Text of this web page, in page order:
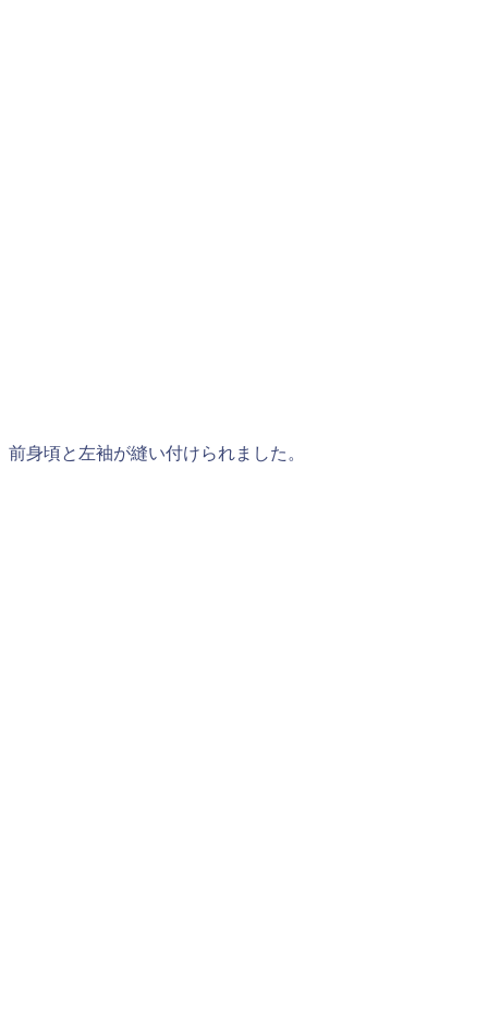
前身頃と左袖が縫い付けられました。